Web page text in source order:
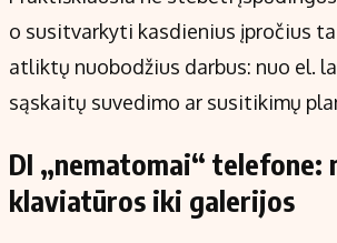
o susitvarkyti kasdienius įpročius
atliktų nuobodžius darbus: nuo el.
sąskaitų suvedimo ar susitikimų
DI „nematomai“ telefone:
klaviatūros iki galerijos